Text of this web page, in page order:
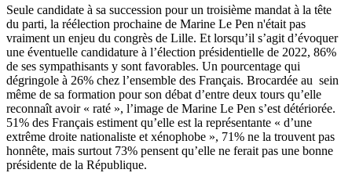
Seule candidate à sa succession pour un troisième mandat à la tête
du parti, la réélection prochaine de Marine Le Pen n'était pas
vraiment un enjeu du congrès de Lille. Et lorsqu’il s’agit d’évoquer
une éventuelle candidature à l’élection présidentielle de 2022, 86%
de ses sympathisants y sont favorables. Un pourcentage qui
dégringole à 26% chez l’ensemble des Français. Brocardée au sein
même de sa formation pour son débat d’entre deux tours qu’elle
reconnaît avoir « raté », l’image de Marine Le Pen s’est détériorée.
51% des Français estiment qu’elle est la représentante « d’une
extrême droite nationaliste et xénophobe », 71% ne la trouvent pas
honnête, mais surtout 73% pensent qu’elle ne ferait pas une bonne
présidente de la République.